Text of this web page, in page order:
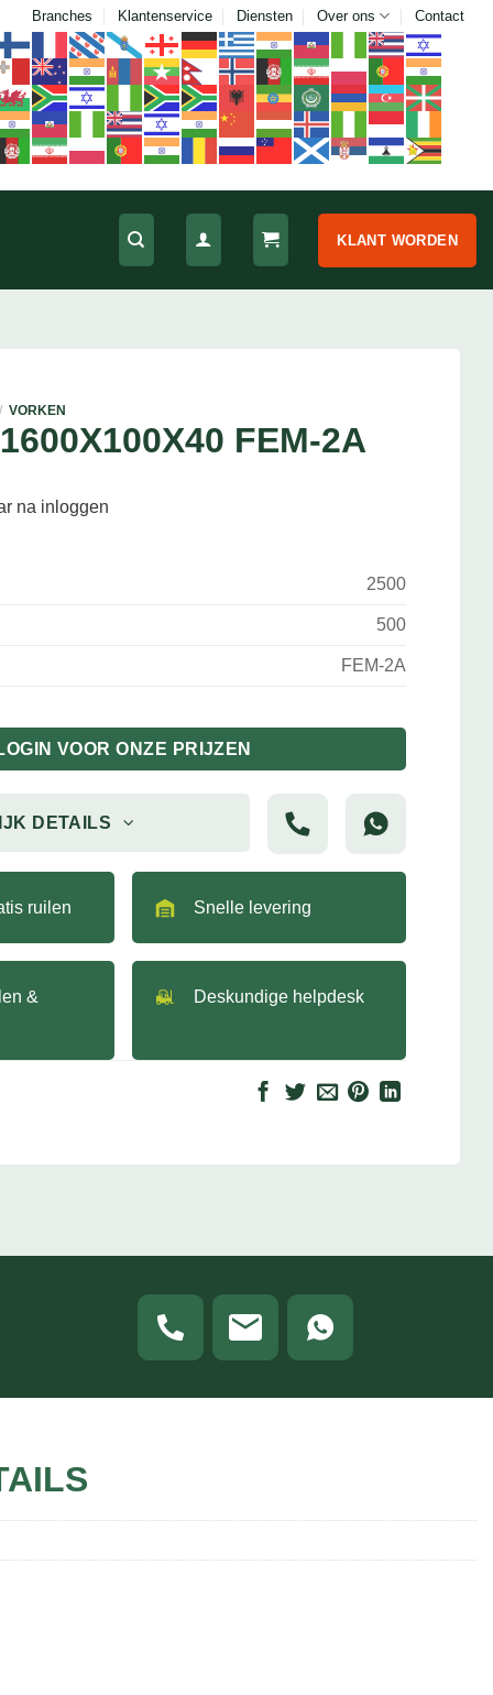
Branches Klantenservice Diensten Over ons Contact
KLANT WORDEN
VORKEN
FEM-2A
na inloggen
2500
500
FEM-2A
VOOR ONZE PRIJZEN
DETAILS
ruilen Snelle levering
& Deskundige helpdesk